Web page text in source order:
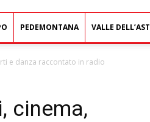
PEDEMONTANA VALLE
e danza raccontato in radio
cinema,